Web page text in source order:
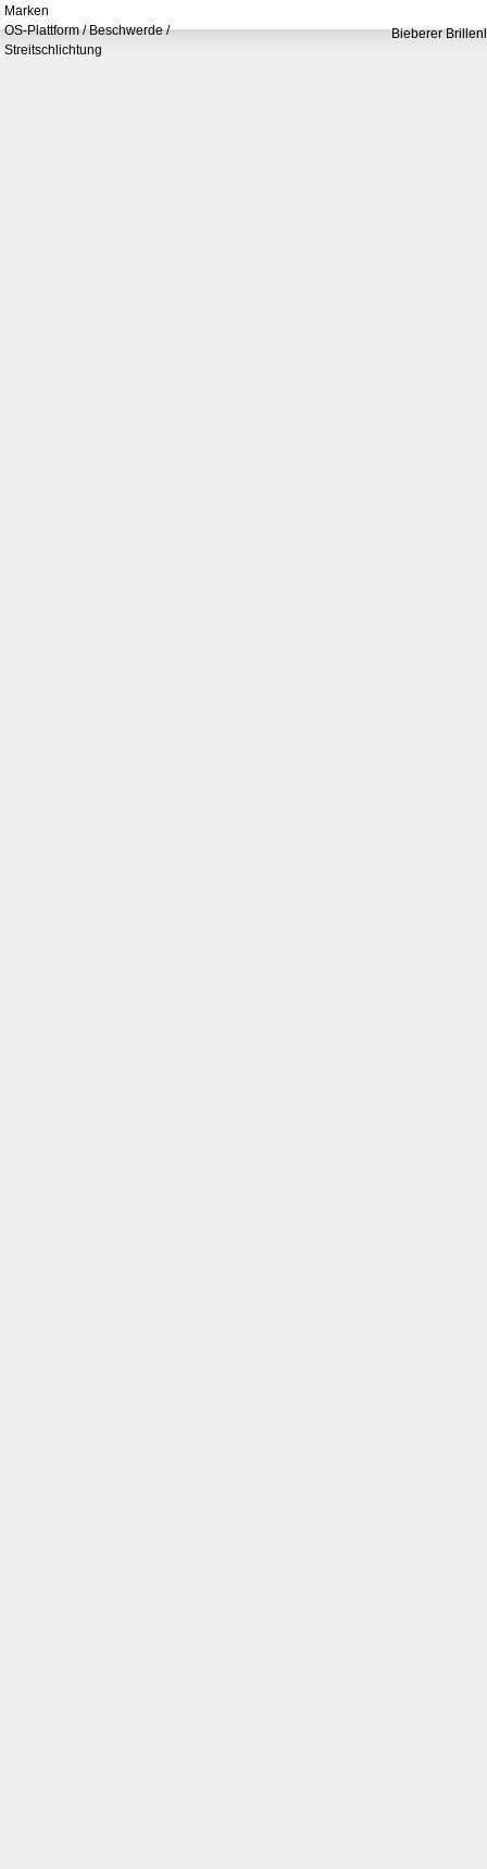
Marken
OS-Plattform / Beschwerde /
Streitschlichtung
Bieberer